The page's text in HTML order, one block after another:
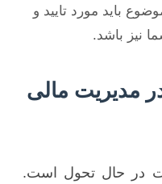
باید مورد تایید و
نیز باشد.
مدیریت مالی
در حال تحول است.